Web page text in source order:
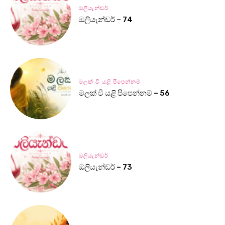
ඔලියැන්ඩර්
ඔලියැන්ඩර් – 74
මලක් වී යළි පිපෙන්නම්
මලක් වී යළි පිපෙන්නම් – 56
ඔලියැන්ඩර්
ඔලියැන්ඩර් – 73